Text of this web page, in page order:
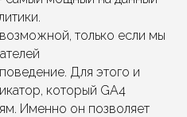
только если мы
Для этого и
который GA4
Именно он позволяет